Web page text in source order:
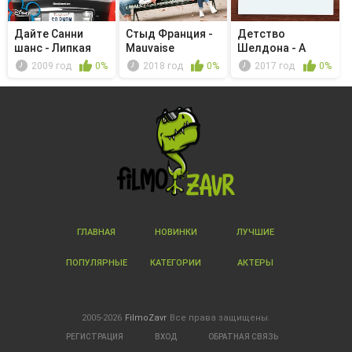
Дайте Санни
шанс - Липкая
возможность
2009 год 0%
Стыд Франция -
Mauvaise
stratégie
2018 год 0%
Детство
Шелдона - A
Docent, A Little ...
2017 год 0%
ГЛАВНАЯ НОВИНКИ ЛУЧШИЕ
ПОПУЛЯРНЫЕ КАТЕГОРИИ АКТЕРЫ
2005-2026 FilmoZavr Все права защищены.
РЕГИСТРАЦИЯ ВХОД ОБРАТНАЯ СВЯЗЬ